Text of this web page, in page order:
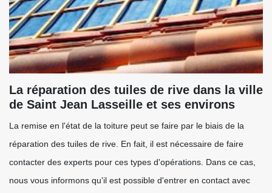
La réparation des tuiles de rive dans la ville
de Saint Jean Lasseille et ses environs
La remise en l'état de la toiture peut se faire par le biais de la
réparation des tuiles de rive. En fait, il est nécessaire de faire
contacter des experts pour ces types d'opérations. Dans ce cas,
nous vous informons qu'il est possible d'entrer en contact avec